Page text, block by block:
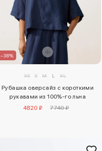
–38%
XS S M L XL
Рубашка оверсайз с короткими
рукавами из 100%-го льна
4820 ₽
7740 ₽